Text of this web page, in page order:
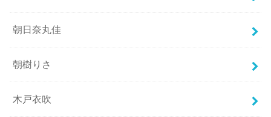
朝日奈丸佳
朝樹りさ
木戸衣吹